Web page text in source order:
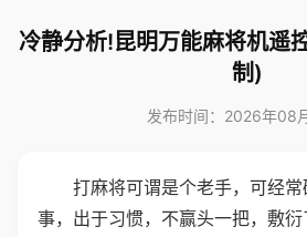
冷静分析!昆明万能麻将机遥
制)
发布时间：2026年08
打麻将可谓是个老手，可经
事，出于习惯，不赢头一把，敷衍